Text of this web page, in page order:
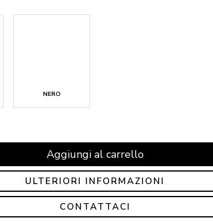
NERO
Aggiungi al carrello
ULTERIORI INFORMAZIONI
CONTATTACI